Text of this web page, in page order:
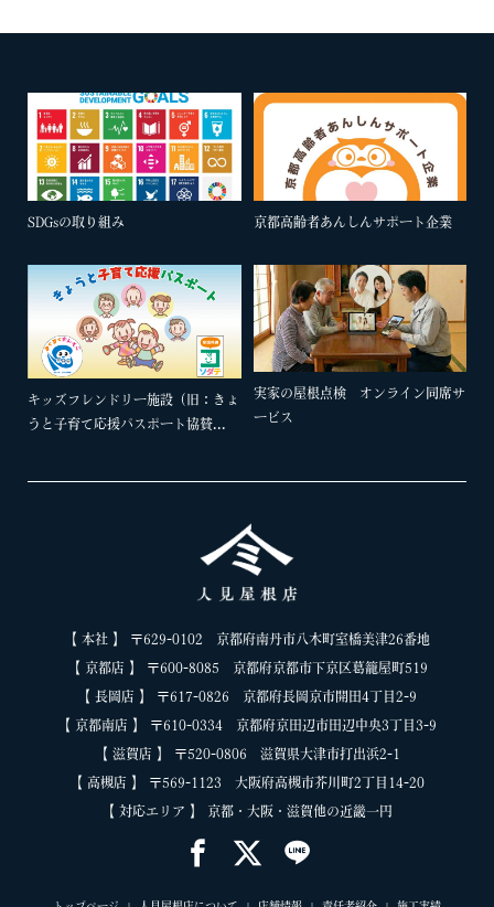
ＪＡ全農（全国農業協同組合連合会）・(一財)
京都府警察職員福利厚生会・(一財)京都府職員
互助会・・(一財)滋賀県教職員互助会・(一財)
職員互助会・滋賀県職員生活協同組合・(公財)
京都中小企業振興センター・滋賀県勤労者互助
会連合会・(公財)兵庫県勤労福祉協会・(株)リ
SDGsの取り組み 京都高齢者あんしんサポート企業
キッズフレンドリー施設（旧：きょ
うと子育て応援パスポート協賛...
実家の屋根点検 オンライン同席サ
ービス
【 本社 】 〒629-0102 京都府南丹市八木町室橋美津26番地
【 京都店 】 〒600-8085 京都府京都市下京区葛籠屋町519
【 長岡店 】 〒617-0826 京都府長岡京市開田4丁目2-9
【 京都南店 】 〒610-0334 京都府京田辺市田辺中央3丁目3-9
【 滋賀店 】 〒520-0806 滋賀県大津市打出浜2-1
【 高槻店 】 〒569-1123 大阪府高槻市芥川町2丁目14-20
【 対応エリア 】 京都・大阪・滋賀他の近畿一円